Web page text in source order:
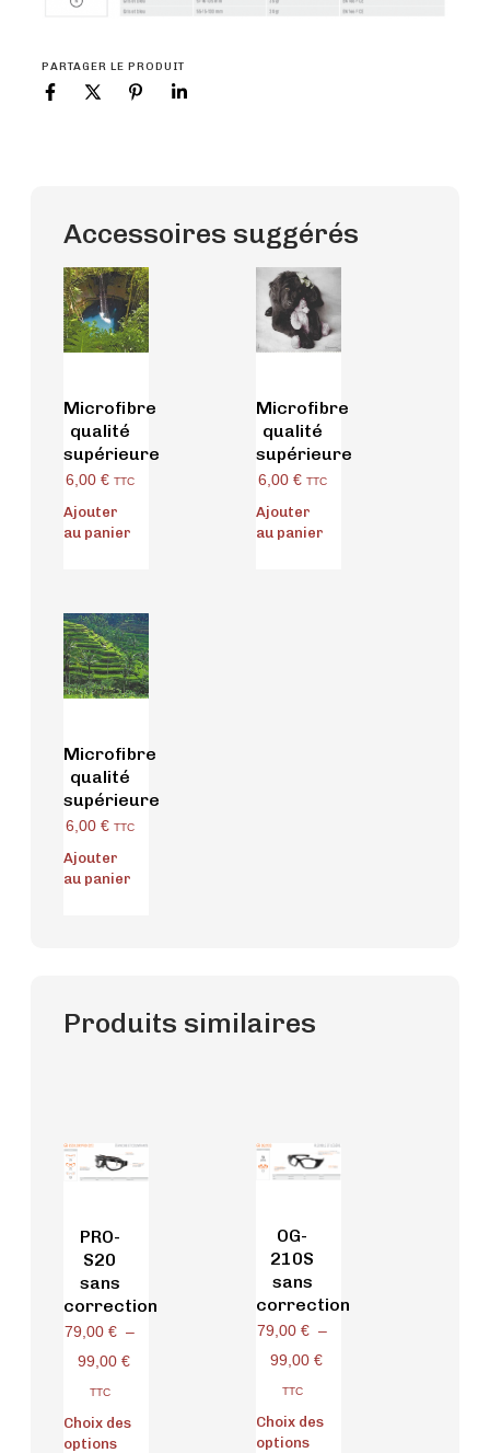
PARTAGER LE PRODUIT
Accessoires suggérés
Microfibre
qualité
supérieure
6,00 € TTC
Ajouter
au panier
Microfibre
qualité
supérieure
6,00 € TTC
Ajouter
au panier
Microfibre
qualité
supérieure
6,00 € TTC
Ajouter
au panier
Produits similaires
PRO-
S20
sans
correction
79,00 € –
99,00 €
TTC
Choix des
options
OG-
210S
sans
correction
79,00 € –
99,00 €
TTC
Choix des
options